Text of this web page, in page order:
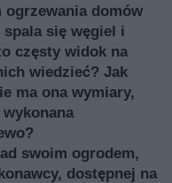
domów
spala się węgiel i
częsty widok na
wiedzieć? Jak
ma ona wymiary,
swoim ogrodem,
, dostępnej na